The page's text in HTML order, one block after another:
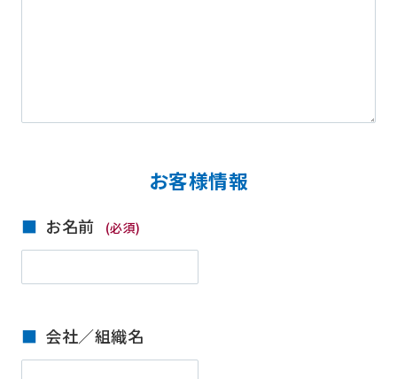
お客様情報
お名前 (必須)
会社／組織名